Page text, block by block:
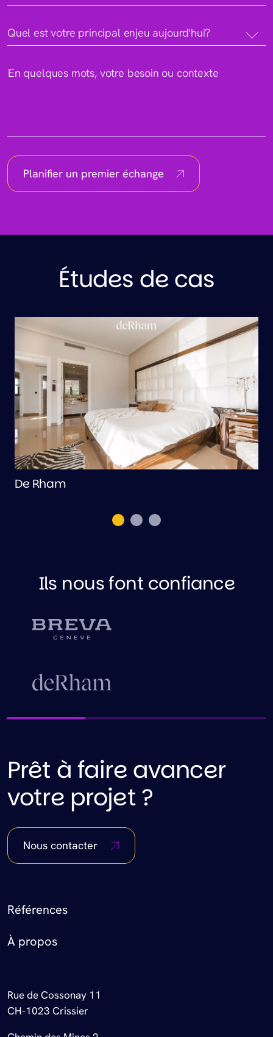
Quel est votre principal enjeu aujourd'hui?
En quelques mots, votre besoin ou contexte
Planifier un premier échange
Études de cas
de Rham
Ils nous font confiance
Prêt à faire avancer
votre projet ?
Nous contacter
Références
À propos
Rue de Cossonay 11
CH-1023 Crissier